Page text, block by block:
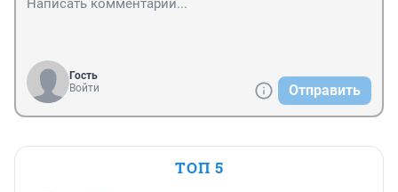
Гость
Войти
Отправить
ТОП 5